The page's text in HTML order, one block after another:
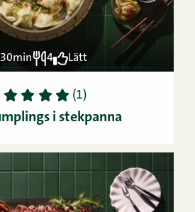
30min 4 Lätt
2 3 4 5 (1)
i stekpanna